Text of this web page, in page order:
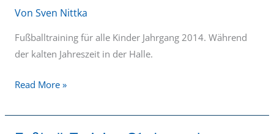
Von Sven Nittka
Fußballtraining für alle Kinder Jahrgang 2014. Während
der kalten Jahreszeit in der Halle.
Jugend
(Jahrgang
2014)
Read More »